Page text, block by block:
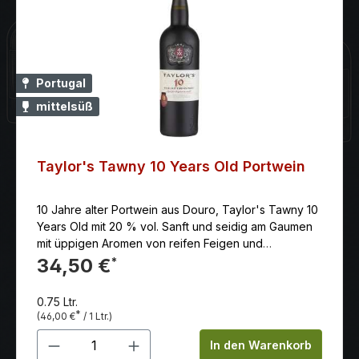
Portugal
mittelsüß
Taylor's Tawny 10 Years Old Portwein
10 Jahre alter Portwein aus Douro, Taylor's Tawny 10
Years Old mit 20 % vol. Sanft und seidig am Gaumen
mit üppigen Aromen von reifen Feigen und
marmeladigen Noten, die im Finale lange nachhallen.
Rebsorten: Tinta Amarela, Touriga Nacional, Touriga
Portugal Anbaugebiet: Douro DOC Erzeuger: Taylor's
Port Rebsorten: Tinta Amarela, Touriga Nacional,
Touriga Francesa, Tinta Roriz, Tinta Barocca, Tinta
34,50 €*
0.75 Ltr.
(46,00 €* / 1 Ltr.)
Produkt Anzahl: Gib denIn den Warenkorb